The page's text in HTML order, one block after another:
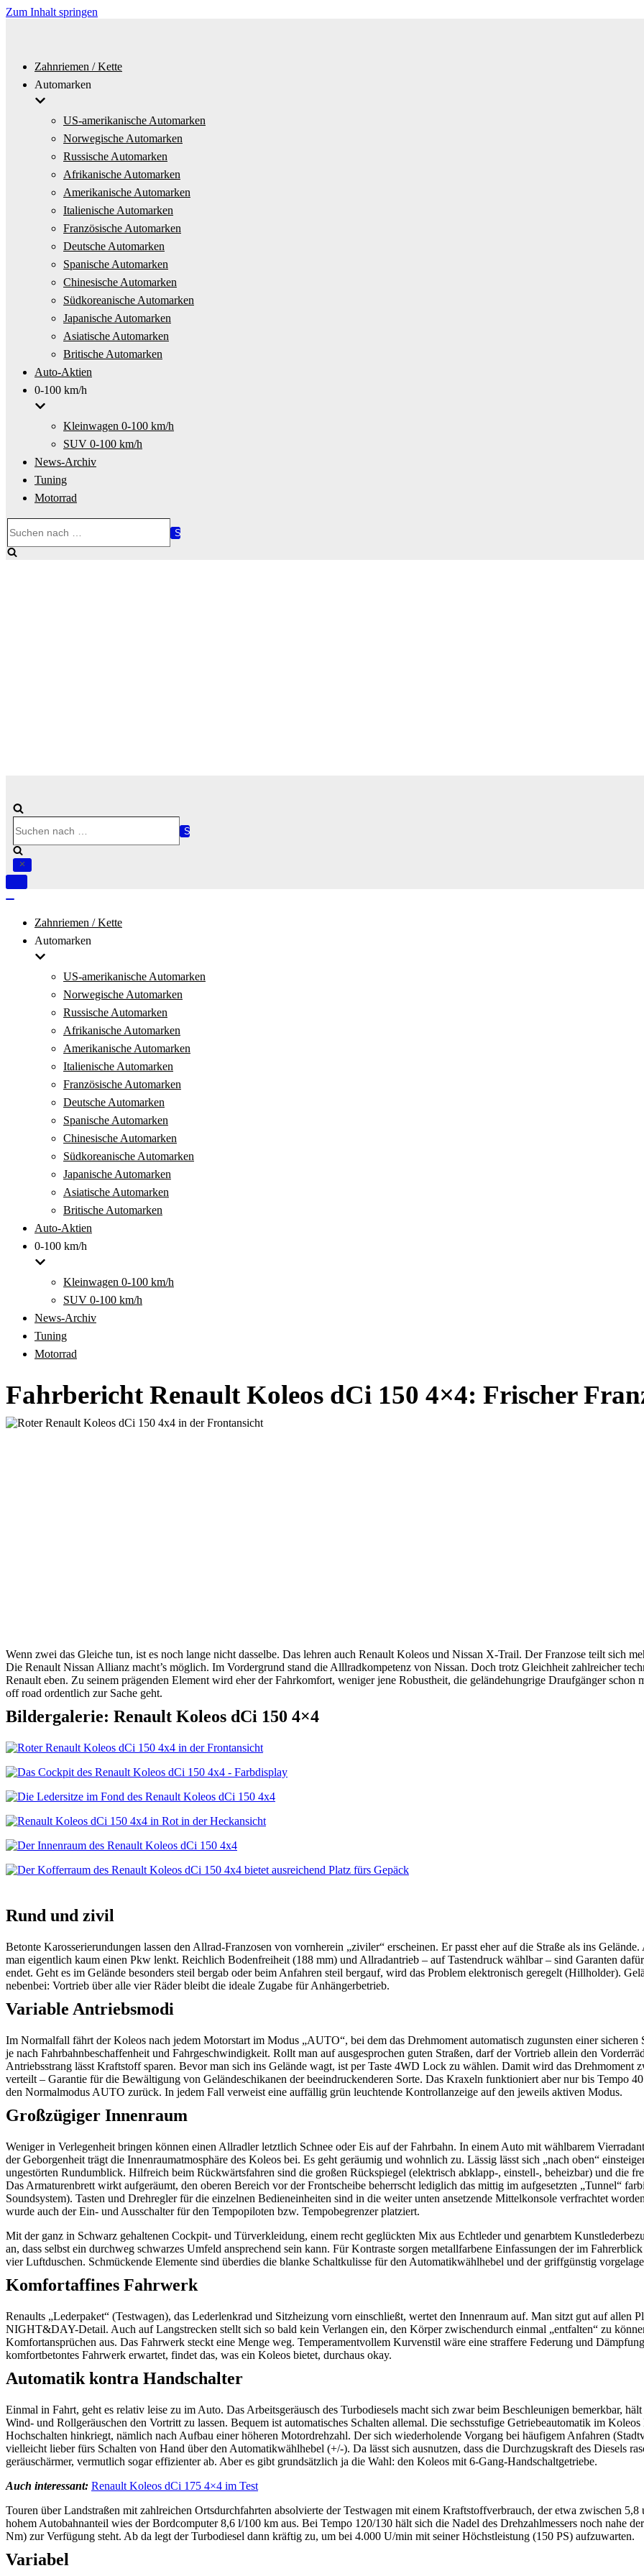
Zum Inhalt springen
Zahnriemen / Kette
Automarken
US-amerikanische Automarken
Norwegische Automarken
Russische Automarken
Afrikanische Automarken
Amerikanische Automarken
Italienische Automarken
Französische Automarken
Deutsche Automarken
Spanische Automarken
Chinesische Automarken
Südkoreanische Automarken
Japanische Automarken
Asiatische Automarken
Britische Automarken
Auto-Aktien
0-100 km/h
Kleinwagen 0-100 km/h
SUV 0-100 km/h
News-Archiv
Tuning
Motorrad
nach …
nach …
Navigation
Zahnriemen / Kette
Automarken
US-amerikanische Automarken
Norwegische Automarken
Russische Automarken
Afrikanische Automarken
Amerikanische Automarken
Italienische Automarken
Französische Automarken
Deutsche Automarken
Spanische Automarken
Chinesische Automarken
Südkoreanische Automarken
Japanische Automarken
Asiatische Automarken
Britische Automarken
Auto-Aktien
0-100 km/h
Kleinwagen 0-100 km/h
SUV 0-100 km/h
News-Archiv
Tuning
Motorrad
Fahrbericht Renault Koleos dCi 150 4×4: Frischer
Wenn zwei das Gleiche tun, ist es noch lange nicht dasselbe. Das lehren auch Renault Koleos und Nissan X-Trail. Der Franzose teilt sich
Die Renault Nissan Allianz macht’s möglich. Im Vordergrund stand die Alllradkompetenz von Nissan. Doch trotz Gleichheit zahlreicher
Renault eben. Zu seinem prägenden Element wird eher der Fahrkomfort, weniger jene Robustheit, die geländehungrige Draufgänger
off road ordentlich zur Sache geht.
Bildergalerie: Renault Koleos dCi 150 4×4
Rund und zivil
Betonte Karosserierundungen lassen den Allrad-Franzosen von vornherein „ziviler“ erscheinen. Er passt eher auf die Straße als ins
man eigentlich kaum einen Pkw lenkt. Reichlich Bodenfreiheit (188 mm) und Allradantrieb – auf Tastendruck wählbar – sind Garanten
endet. Geht es im Gelände besonders steil bergab oder beim Anfahren steil bergauf, wird das Problem elektronisch geregelt (Hillholder).
nebenbei: Vortrieb über alle vier Räder bleibt die ideale Zugabe für Anhängerbetrieb.
Variable Antriebsmodi
Im Normalfall fährt der Koleos nach jedem Motorstart im Modus „AUTO“, bei dem das Drehmoment automatisch zugunsten einer
je nach Fahrbahnbeschaffenheit und Fahrgeschwindigkeit. Rollt man auf ausgesprochen guten Straßen, darf der Vortrieb allein den
Antriebsstrang lässt Kraftstoff sparen. Bevor man sich ins Gelände wagt, ist per Taste 4WD Lock zu wählen. Damit wird das Drehmoment
verteilt – Garantie für die Bewältigung von Geländeschikanen der beeindruckenderen Sorte. Das Kraxeln funktioniert aber nur bis Tempo
den Normalmodus AUTO zurück. In jedem Fall verweist eine auffällig grün leuchtende Kontrollanzeige auf den jeweils aktiven Modus.
Großzügiger Innenraum
Weniger in Verlegenheit bringen können einen Allradler letztlich Schnee oder Eis auf der Fahrbahn. In einem Auto mit wählbarem
der Geborgenheit trägt die Innenraumatmosphäre des Koleos bei. Es geht geräumig und wohnlich zu. Lässig lässt sich „nach oben“
ungestörten Rundumblick. Hilfreich beim Rückwärtsfahren sind die großen Rückspiegel (elektrisch abklapp-, einstell-, beheizbar) und die
Das Armaturenbrett wirkt aufgeräumt, den oberen Bereich vor der Frontscheibe beherrscht lediglich das mittig im aufgesetzten „Tunnel“
Soundsystem). Tasten und Drehregler für die einzelnen Bedieneinheiten sind in die weiter unten ansetzende Mittelkonsole verfrachtet
wurde auch der Ein- und Ausschalter für den Tempopiloten bzw. Tempobegrenzer platziert.
Mit der ganz in Schwarz gehaltenen Cockpit- und Türverkleidung, einem recht geglückten Mix aus Echtleder und genarbtem
an, dass selbst ein durchweg schwarzes Umfeld ansprechend sein kann. Für Kontraste sorgen metallfarbene Einfassungen der im
vier Luftduschen. Schmückende Elemente sind überdies die blanke Schaltkulisse für den Automatikwählhebel und der griffgünstig
Komfortaffines Fahrwerk
Renaults „Lederpaket“ (Testwagen), das Lederlenkrad und Sitzheizung vorn einschließt, wertet den Innenraum auf. Man sitzt gut auf allen
NIGHT&DAY-Detail. Auch auf Langstrecken stellt sich so bald kein Verlangen ein, den Körper zwischendurch einmal „entfalten“ zu
Komfortansprüchen aus. Das Fahrwerk steckt eine Menge weg. Temperamentvollem Kurvenstil wäre eine straffere Federung und
komfortbetontes Fahrwerk erwartet, findet das, was ein Koleos bietet, durchaus okay.
Automatik kontra Handschalter
Einmal in Fahrt, geht es relativ leise zu im Auto. Das Arbeitsgeräusch des Turbodiesels macht sich zwar beim Beschleunigen bemerkbar,
Wind- und Rollgeräuschen den Vortritt zu lassen. Bequem ist automatisches Schalten allemal. Die sechsstufige Getriebeautomatik im
Hochschalten hinkriegt, nämlich nach Aufbau einer höheren Motordrehzahl. Der sich wiederholende Vorgang bei häufigem Anfahren
vielleicht lieber fürs Schalten von Hand über den Automatikwählhebel (+/-). Da lässt sich ausnutzen, dass die Durchzugskraft des Diesels
geräuschärmer, vermutlich sogar effizienter ab. Aber es gibt grundsätzlich ja die Wahl: den Koleos mit 6-Gang-Handschaltgetriebe.
Auch interessant: Renault Koleos dCi 175 4×4 im Test
Touren über Landstraßen mit zahlreichen Ortsdurchfahrten absolvierte der Testwagen mit einem Kraftstoffverbrauch, der etwa zwischen
hohem Autobahnanteil wies der Bordcomputer 8,6 l/100 km aus. Bei Tempo 120/130 hält sich die Nadel des Drehzahlmessers noch nahe
Nm) zur Verfügung steht. Ab da legt der Turbodiesel dann kräftig zu, um bei 4.000 U/min mit seiner Höchstleistung (150 PS) aufzuwarten.
Variabel